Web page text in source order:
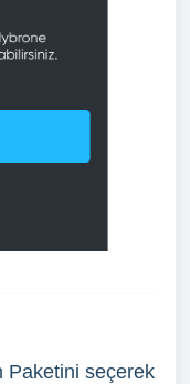
Paketini seçerek